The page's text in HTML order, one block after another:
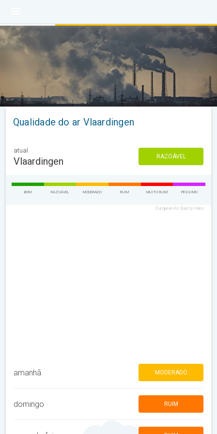
Qualidade do ar Vlaardingen
atual
Vlaardingen RAZOÁVEL
BOM RAZOÁVEL MODERADO RUIM MUITO RUIM PÉSSIMO
European Air Quality Index
amanhã MODERADO
domingo RUIM